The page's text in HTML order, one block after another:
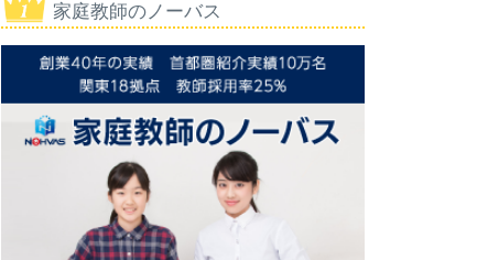
家庭教師のノーバス